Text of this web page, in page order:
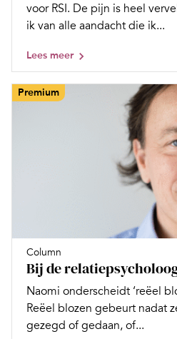
voor RSI. De pijn is heel
ik van alle aandacht die ik...
Lees meer
Premium
Column
Bij de
Naomi onderscheidt ‘reëel
Reëel blozen gebeurt nadat
gezegd of gedaan, of...